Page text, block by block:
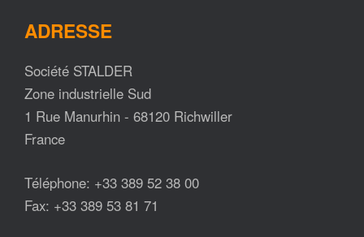
ADRESSE
Société STALDER
Zone industrielle Sud
1 Rue Manurhin - 68120 Richwiller
France
Téléphone: +33 389 52 38 00
Fax: +33 389 53 81 71